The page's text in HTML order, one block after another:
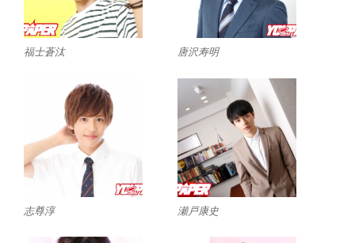
福士蒼汰 唐沢寿明
志尊淳 瀬戸康史